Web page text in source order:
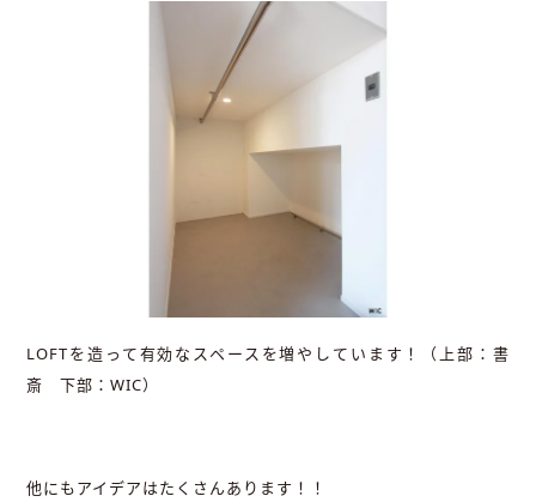
LOFTを造って有効なスペースを増やしています！（上部：書
斎 下部：WIC）
他にもアイデアはたくさんあります！！